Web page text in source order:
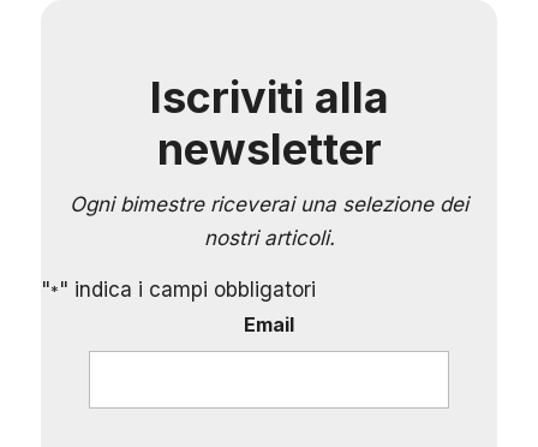
Iscriviti alla
newsletter
Ogni bimestre riceverai una selezione dei
nostri articoli.
"*" indica i campi obbligatori
Email